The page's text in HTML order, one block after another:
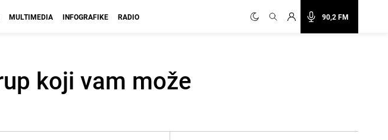
90,2 FM
MULTIMEDIA INFOGRAFIKE RADIO
koji vam može